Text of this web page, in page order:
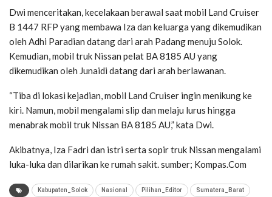
Dwi menceritakan, kecelakaan berawal saat mobil Land Cruiser
B 1447 RFP yang membawa Iza dan keluarga yang dikemudikan
oleh Adhi Paradian datang dari arah Padang menuju Solok.
Kemudian, mobil truk Nissan pelat BA 8185 AU yang
dikemudikan oleh Junaidi datang dari arah berlawanan.
“Tiba di lokasi kejadian, mobil Land Cruiser ingin menikung ke
kiri. Namun, mobil mengalami slip dan melaju lurus hingga
menabrak mobil truk Nissan BA 8185 AU,” kata Dwi.
Akibatnya, Iza Fadri dan istri serta sopir truk Nissan mengalami
luka-luka dan dilarikan ke rumah sakit. sumber; Kompas.Com
Kabupaten_Solok Nasional Pilihan_Editor Sumatera_Barat